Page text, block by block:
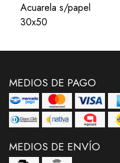
Acuarela s/papel
30x50
MEDIOS DE PAGO
MEDIOS DE ENVÍO